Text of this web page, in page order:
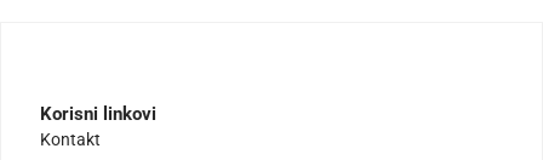
Korisni linkovi
Kontakt